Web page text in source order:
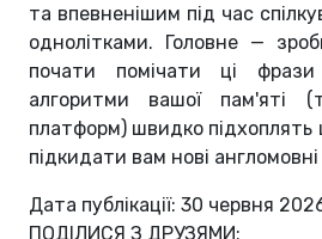
та впевненішим під час
однолітками. Головне —
почати помічати ці
алгоритми вашої пам'яті
платформ) швидко підхоплять
підкидати вам нові
Дата публікації: 30 червня
ПОДІЛИСЯ З ДРУЗЯМИ: